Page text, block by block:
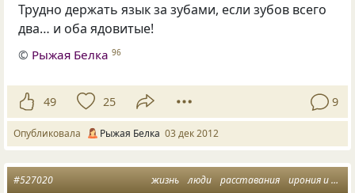
Трудно держать язык за зубами, если зубов всего
два… и оба ядовитые!
© Рыжая Белка 96
49 25 9
Опубликовала Рыжая Белка 03 дек 2012
жизнь люди расставания ирония и юмор
#527020